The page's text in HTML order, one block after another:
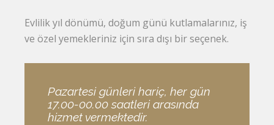
Evlilik yıl dönümü, doğum günü kutlamalarınız, iş
ve özel yemekleriniz için sıra dışı bir seçenek.
Pazartesi günleri hariç, her gün
17.00-00.00 saatleri arasında
hizmet vermektedir.